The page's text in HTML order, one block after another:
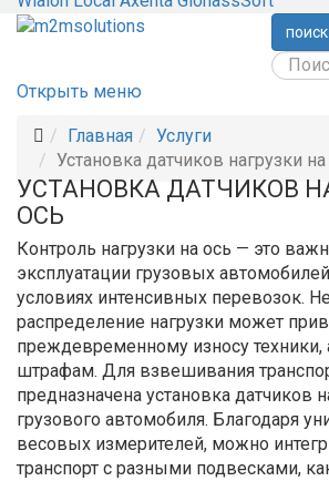
поиск
Открыть меню
Главная
Услуги
Установка датчиков нагрузки на
УСТАНОВКА ДАТЧИКОВ
ОСЬ
Контроль нагрузки на ось — это
эксплуатации грузовых
условиях интенсивных перевозок.
распределение нагрузки может
преждевременному износу техники,
штрафам. Для взвешивания
предназначена установка датчиков
грузового автомобиля. Благодаря
весовых измерителей, можно
транспорт с разными подвесками,